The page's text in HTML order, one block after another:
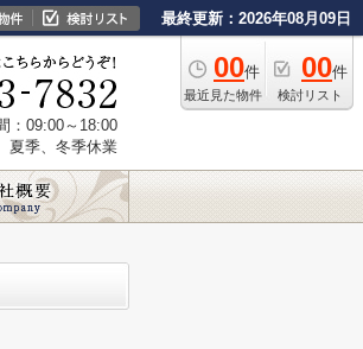
最終更新：2026年08月09日
00件
最近見た物件
00件
検討リスト
：09:00～18:00
夏季、冬季休業